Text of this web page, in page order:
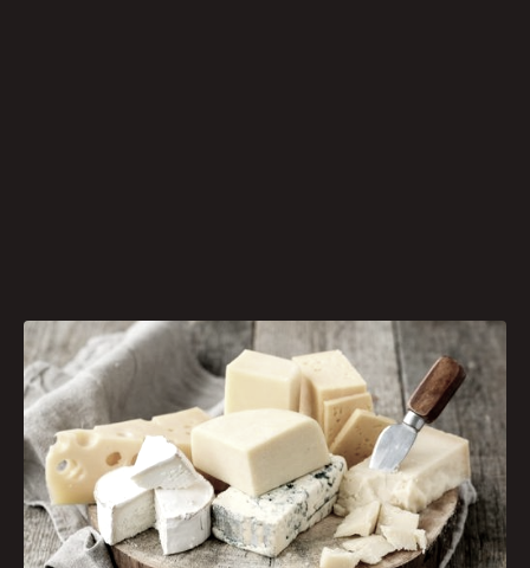
A Itália é famosa não apenas por sua rica história
e paisagens deslumbrantes, mas também por sua
culinária de classe mundial, que inclui uma
variedade impressionante de queijos.
De norte a sul, cada região italiana produz seus